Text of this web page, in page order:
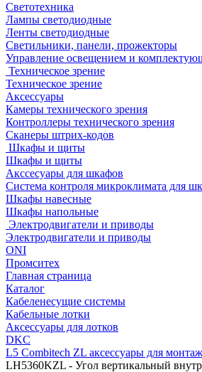
Светотехника
Лампы светодиодные
Ленты светодиодные
Светильники, панели, прожекторы
Управление освещением и
Техническое зрение
Техническое зрение
Аксессуары
Камеры технического зрения
Контроллеры технического зрения
Сканеры штрих-кодов
Шкафы и щиты
Шкафы и щиты
Акссесуары для шкафов
Система контроля микроклимата для
Шкафы навесные
Шкафы напольные
Электродвигатели и приводы
Электродвигатели и приводы
ONI
Промситех
Главная страница
Каталог
Кабеленесущие системы
Кабельные лотки
Аксессуары для лотков
DKC
L5 Combitech ZL аксессуары для
LH5360KZL - Угол вертикальный